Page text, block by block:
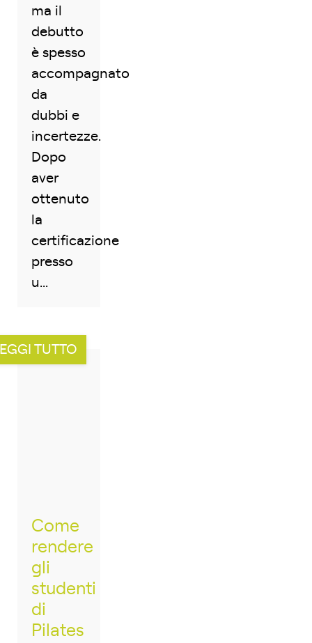
ma il
debutto
è spesso
accompagnato
da
dubbi e
incertezze.
Dopo
aver
ottenuto
la
certificazione
presso
u...
TUTTO
Come
rendere
gli
studenti
di
Pilates